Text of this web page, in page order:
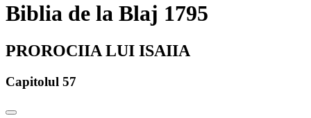
Biblia de la Blaj 1795
PROROCIIA LUI ISAIIA
Capitolul 57